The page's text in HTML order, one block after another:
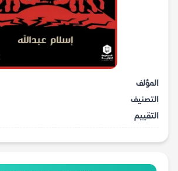
المؤلف
التصنيف
التقييم